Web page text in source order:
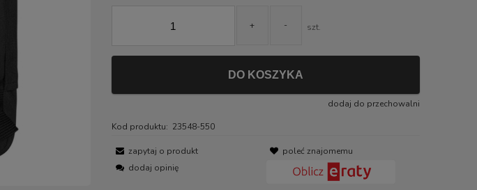
+ - szt.
DO KOSZYKA
dodaj do przechowalni
Kod produktu: 23548-550
zapytaj o produkt
poleć znajomemu
dodaj opinię